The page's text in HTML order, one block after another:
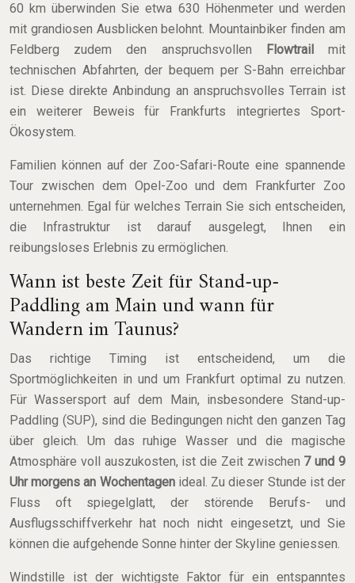
60 km überwinden Sie etwa 630 Höhenmeter und werden
mit grandiosen Ausblicken belohnt. Mountainbiker finden am
Feldberg zudem den anspruchsvollen
Flowtrail
mit
technischen Abfahrten, der bequem per S-Bahn erreichbar
ist. Diese direkte Anbindung an anspruchsvolles Terrain ist
ein weiterer Beweis für Frankfurts integriertes Sport-
Ökosystem.
Familien können auf der Zoo-Safari-Route eine spannende
Tour zwischen dem Opel-Zoo und dem Frankfurter Zoo
unternehmen. Egal für welches Terrain Sie sich entscheiden,
die Infrastruktur ist darauf ausgelegt, Ihnen ein
reibungsloses Erlebnis zu ermöglichen.
Wann ist beste Zeit für Stand-up-
Paddling am Main und wann für
Wandern im Taunus?
Das richtige Timing ist entscheidend, um die
Sportmöglichkeiten in und um Frankfurt optimal zu nutzen.
Für Wassersport auf dem Main, insbesondere Stand-up-
Paddling (SUP), sind die Bedingungen nicht den ganzen Tag
über gleich. Um das ruhige Wasser und die magische
Atmosphäre voll auszukosten, ist die Zeit zwischen 7 und 9
Uhr morgens an Wochentagenideal. Zu dieser Stunde ist der
Fluss oft spiegelglatt, der störende Berufs- und
Ausflugsschiffverkehr hat noch nicht eingesetzt, und Sie
können die aufgehende Sonne hinter der Skyline geniessen.
Windstille ist der wichtigste Faktor für ein entspanntes